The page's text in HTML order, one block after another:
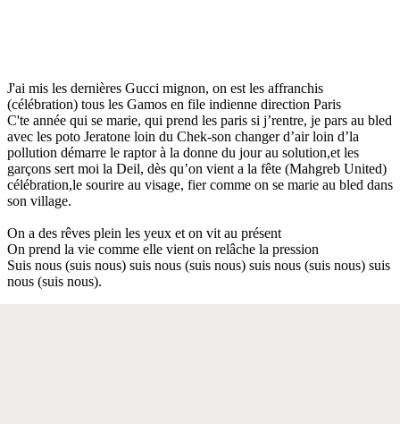
J'ai mis les dernières Gucci mignon, on est les affranchis
(célébration) tous les Gamos en file indienne direction Paris
C'te année qui se marie, qui prend les paris si j’rentre, je pars au bled
avec les poto Jeratone loin du Chek-son changer d’air loin d’la
pollution démarre le raptor à la donne du jour au solution,et les
garçons sert moi la Deil, dès qu’on vient a la fête (Mahgreb United)
célébration,le sourire au visage, fier comme on se marie au bled dans
son village.
On a des rêves plein les yeux et on vit au présent
On prend la vie comme elle vient on relâche la pression
Suis nous (suis nous) suis nous (suis nous) suis nous (suis nous) suis
nous (suis nous).